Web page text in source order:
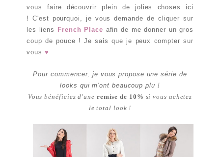
vous faire découvrir plein de jolies choses ici
! C'est pourquoi, je vous demande de cliquer sur
les liens
French Place afin de me donner un gros
coup de pouce ! Je sais que je peux compter sur
vous ♥
Pour commencer, je vous propose une série de
looks qui m'ont beaucoup plu !
Vous bénéficiez d'une remise de 10% si vous achetez
le total look !